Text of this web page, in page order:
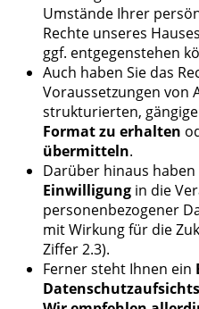
Umstände Ihrer
Rechte unseres
ggf. entgegenstehen
Auch haben Sie das
Voraussetzungen von
strukturierten,
Format zu erhalten
übermitteln.
Darüber hinaus haben
Einwilligung in die
personenbezogener
mit Wirkung für die
Ziffer 2.3).
Ferner steht Ihnen ein